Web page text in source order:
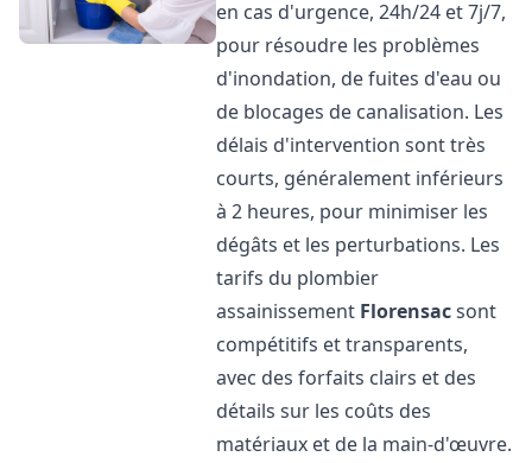
en cas d'urgence, 24h/24 et 7j/7,
pour résoudre les problèmes
d'inondation, de fuites d'eau ou
de blocages de canalisation. Les
délais d'intervention sont très
courts, généralement inférieurs
à 2 heures, pour minimiser les
dégâts et les perturbations. Les
tarifs du plombier
assainissement Florensacsont
compétitifs et transparents,
avec des forfaits clairs et des
détails sur les coûts des
matériaux et de la main-d'œuvre.